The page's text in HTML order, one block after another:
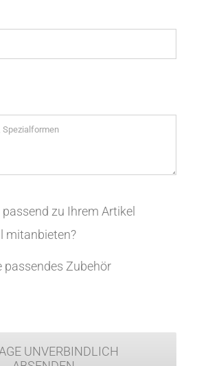
zu Ihrem Artikel
mitanbieten?
passendes Zubehör
UNVERBINDLICH